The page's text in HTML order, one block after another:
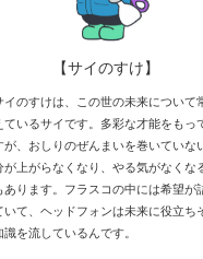
【サイのすけ】
のすけは、この世の未来について
ているサイです。多彩な才能をもっ
が、おしりのぜんまいを巻いていな
が上がらなくなり、やる気がなくな
あります。フラスコの中には希望が
いて、ヘッドフォンは未来に役立ち
識を流しているんです。